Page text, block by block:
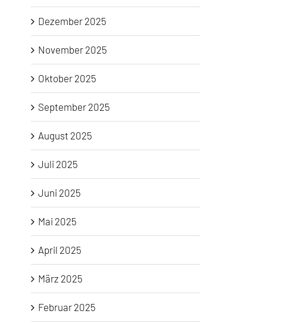
Dezember 2025
November 2025
Oktober 2025
September 2025
August 2025
Juli 2025
Juni 2025
Mai 2025
April 2025
März 2025
Februar 2025